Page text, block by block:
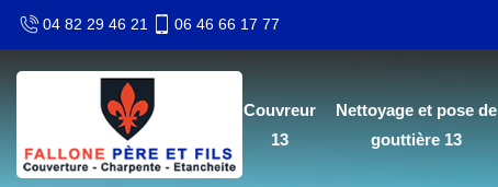
04 82 29 46 21 06 46 66 17 77
Couvreur
13
Nettoyage et pose de
gouttière 13